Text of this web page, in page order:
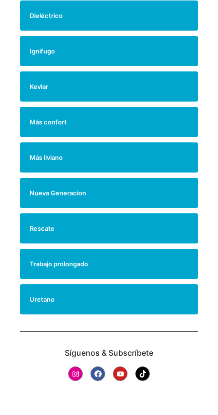
Dieléctrico
Ignifugo
Kevlar
Más confort
Más liviano
Nueva Generacion
Rescate
Trabajo prolongado
Uretano
Síguenos & Subscríbete